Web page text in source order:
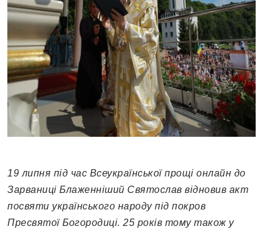
19 липня під час Всеукраїнської прощі онлайн до
Зарваниці Блаженніший Святослав відновив акт
посвяти українського народу під покров
Пресвятої Богородиці. 25 років тому також у